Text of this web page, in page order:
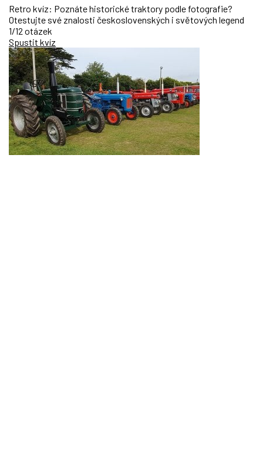
Retro kvíz: Poznáte historické traktory podle fotografie?
Otestujte své znalosti československých i světových legend
1/12 otázek
Spustit kvíz